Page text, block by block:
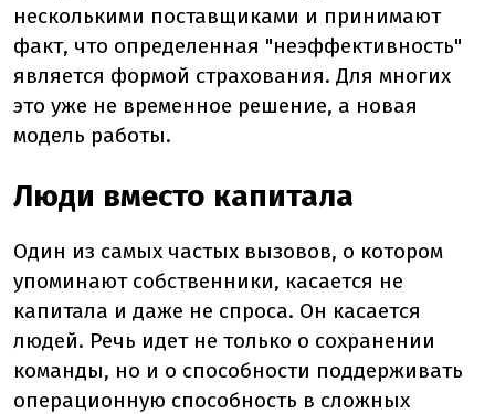
несколькими поставщиками и принимают
факт, что определенная "неэффективность"
является формой страхования. Для многих
это уже не временное решение, а новая
модель работы.
Люди вместо капитала
Один из самых частых вызовов, о котором
упоминают собственники, касается не
капитала и даже не спроса. Он касается
людей. Речь идет не только о сохранении
команды, но и о способности поддерживать
операционную способность в сложных